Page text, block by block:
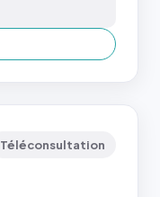
Téléconsultation